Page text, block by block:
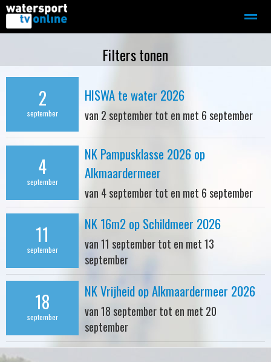
Motorboot-sloep Adverteren
Home Contact Bellen
Filters tonen
2
september
HISWA te water 2026
van 2 september tot en met 6 september
4
september
NK Pampusklasse 2026 op
Alkmaardermeer
van 4 september tot en met 6 september
11
september
NK 16m2 op Schildmeer 2026
van 11 september tot en met 13
september
18
september
NK Vrijheid op Alkmaardermeer 2026
van 18 september tot en met 20
september